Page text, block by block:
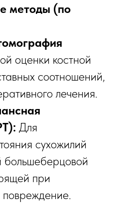
методы (по
оценки костной
соотношений,
лечения.
Для
сухожилий
большеберцовой
при